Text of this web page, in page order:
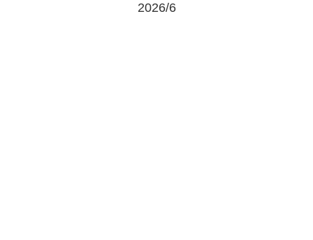
2026/6